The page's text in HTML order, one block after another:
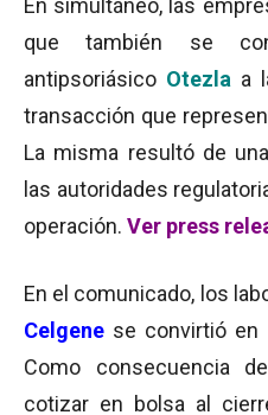
En simultáneo, las
que también se
antipsoriásico Otezla a
transacción que
La misma resultó de
las autoridades
operación. Ver press
En el comunicado, los
Celgene se convirtió en
Como consecuencia
cotizar en bolsa al